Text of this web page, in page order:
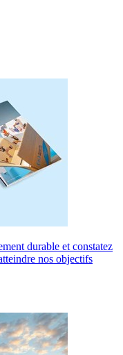
durable et constatez
nos objectifs